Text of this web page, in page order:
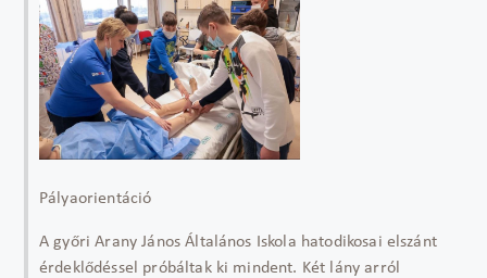
Pályaorientáció
A győri Arany János Általános Iskola hatodikosai elszánt
érdeklődéssel próbáltak ki mindent. Két lány arról